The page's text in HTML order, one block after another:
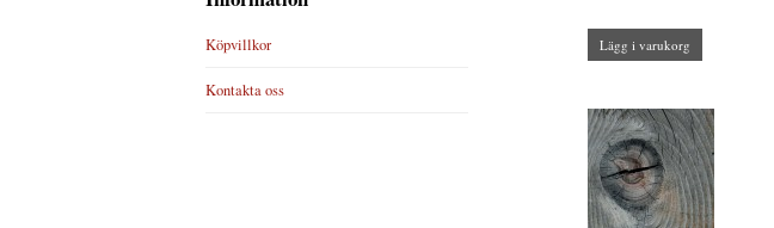
Lägg i varukorg
Köpvillkor
Kontakta oss